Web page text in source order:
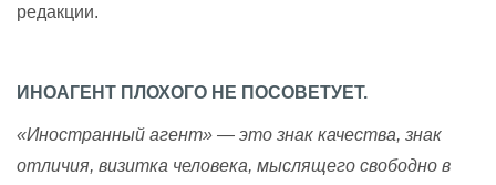
редакции.
ИНОАГЕНТ ПЛОХОГО НЕ ПОСОВЕТУЕТ.
«Иностранный агент» — это знак качества, знак
отличия, визитка человека, мыслящего свободно в